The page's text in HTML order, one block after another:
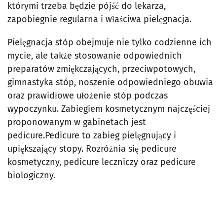
którymi trzeba będzie pójść do lekarza,
zapobiegnie regularna i właściwa pielęgnacja.
Pielęgnacja stóp obejmuje nie tylko codzienne ich
mycie, ale także stosowanie odpowiednich
preparatów zmiękczających, przeciwpotowych,
gimnastyka stóp, noszenie odpowiedniego obuwia
oraz prawidłowe ułożenie stóp podczas
wypoczynku. Zabiegiem kosmetycznym najczęściej
proponowanym w gabinetach jest
pedicure.Pedicure to zabieg pielęgnujący i
upiększający stopy. Rozróżnia się pedicure
kosmetyczny, pedicure leczniczy oraz pedicure
biologiczny.